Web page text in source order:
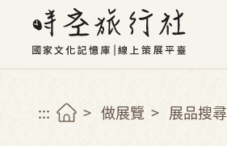
::: 做展覽 展品搜尋